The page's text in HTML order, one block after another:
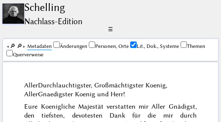
Schelling
Nachlass-Edition
☰
🔎︎ 🔎︎ Me­ta­da­ten Änderungen Personen, Orte Lit., Dok., Systeme
Themen
Querverweise
AllerDurchlauchtigster, Großmächtigster Koenig,
AllerGnaedigster Koenig und Herr!
Eure Koenigliche Majestät verstatten mir Aller Gnädigst,
den tiefsten, devotesten Dank für die mir durch